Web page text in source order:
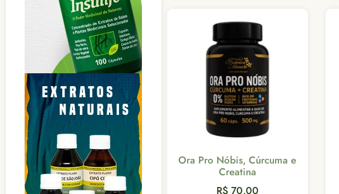
Ora Pro Nóbis, Cúrcuma e
Creatina
R$70,00